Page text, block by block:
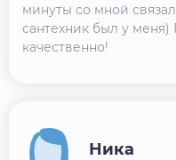
минуты со мной
сантехник был у
качественно!
Ника